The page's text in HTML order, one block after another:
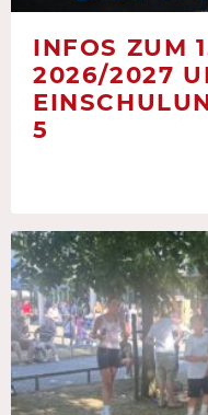
INFOS ZUM
2026/2027
5